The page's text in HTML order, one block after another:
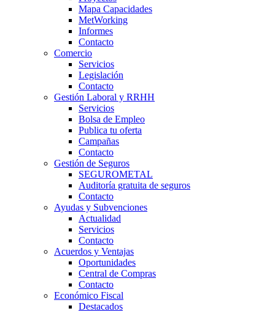
Mapa Capacidades
MetWorking
Informes
Contacto
Comercio
Servicios
Legislación
Contacto
Gestión Laboral y RRHH
Servicios
Bolsa de Empleo
Publica tu oferta
Campañas
Contacto
Gestión de Seguros
SEGUROMETAL
Auditoría gratuita de seguros
Contacto
Ayudas y Subvenciones
Actualidad
Servicios
Contacto
Acuerdos y Ventajas
Oportunidades
Central de Compras
Contacto
Económico Fiscal
Destacados